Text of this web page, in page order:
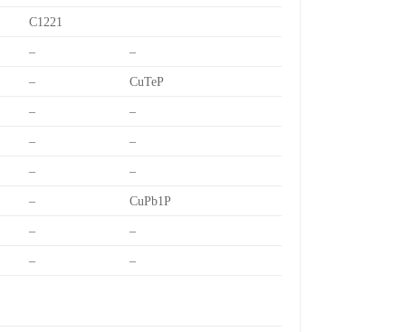
C1221
– –
– CuTeP
– –
– –
– –
– CuPb1P
– –
– –